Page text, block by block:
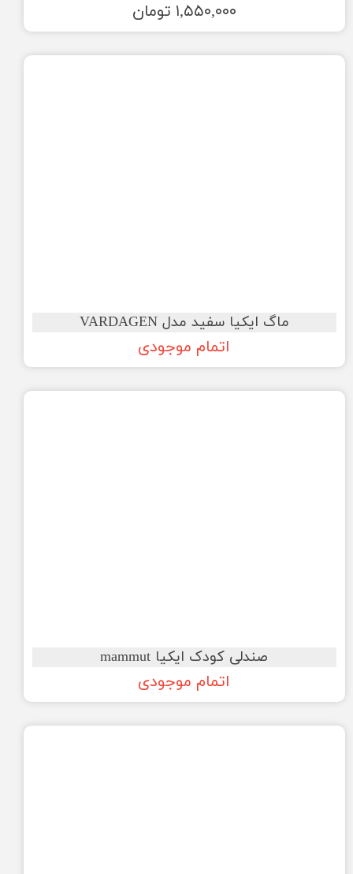
۱,۵۵۰,۰۰۰ تومان
ماگ ایکیا سفید مدل VARDAGEN
اتمام موجودی
صندلی کودک ایکیا mammut
اتمام موجودی